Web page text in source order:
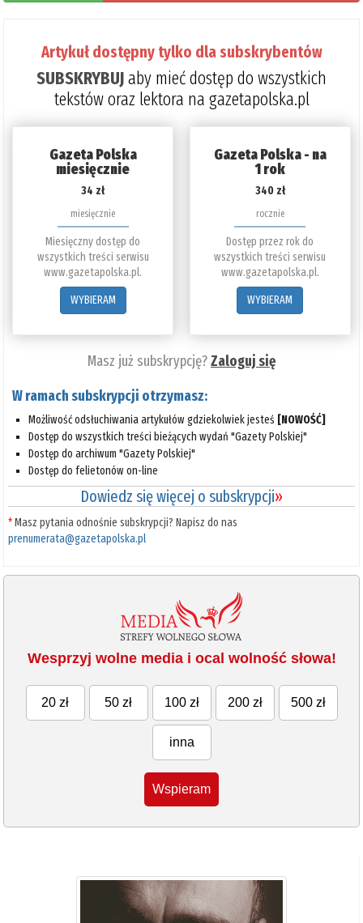
Artykuł dostępny tylko dla subskrybentów
SUBSKRYBUJaby mieć dostęp do wszystkich
tekstów oraz lektora na gazetapolska.pl
Gazeta Polska
miesięcznie
34 zł
miesięcznie
Miesięczny dostęp do
wszystkich treści serwisu
www.gazetapolska.pl.
WYBIERAM
Gazeta Polska - na
1 rok
340 zł
rocznie
Dostęp przez rok do
wszystkich treści serwisu
www.gazetapolska.pl.
WYBIERAM
Masz już subskrypcję?Zaloguj się
W ramach subskrypcji otrzymasz:
Możliwość odsłuchiwania artykułów gdziekolwiek jesteś [NOWOŚĆ]
Dostęp do wszystkich treści bieżących wydań "Gazety Polskiej"
Dostęp do archiwum "Gazety Polskiej"
Dostęp do felietonów on-line
Dowiedz się więcej o subskrypcji»
*Masz pytania odnośnie subskrypcji? Napisz do nas
prenumerata@gazetapolska.pl
Wesprzyj wolne media i ocal wolność słowa!
20 zł 50 zł 100 zł 200 zł 500 zł
inna
Wspieram